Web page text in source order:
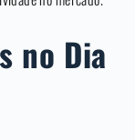
no Dia